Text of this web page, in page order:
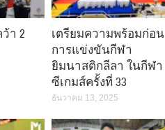
า 2
เตรียมความพร้อมก่อน
การแข่งขันกีฬา
ยิมนาสติกลีลา ในกีฬา
ซีเกมส์ครั้งที่ 33
ธันวาคม 13, 2025